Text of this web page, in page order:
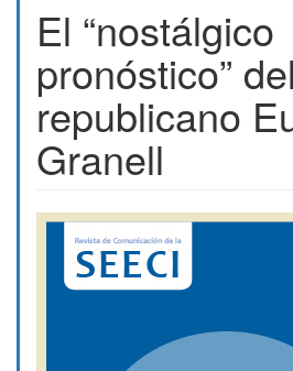
El “nostálgico
pronóstico”
republicano
Granell
Barra
lateral
del